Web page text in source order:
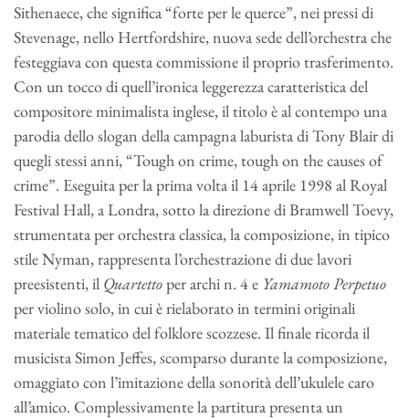
Sithenaece, che significa “forte per le querce”, nei pressi di
Stevenage, nello Hertfordshire, nuova sede dell’orchestra che
festeggiava con questa commissione il proprio trasferimento.
Con un tocco di quell’ironica leggerezza caratteristica del
compositore minimalista inglese, il titolo è al contempo una
parodia dello slogan della campagna laburista di Tony Blair di
quegli stessi anni, “Tough on crime, tough on the causes of
crime”. Eseguita per la prima volta il 14 aprile 1998 al Royal
Festival Hall, a Londra, sotto la direzione di Bramwell Toevy,
strumentata per orchestra classica, la composizione, in tipico
stile Nyman, rappresenta l’orchestrazione di due lavori
preesistenti, il Quartettoper archi n. 4 e Yamamoto Perpetuo
per violino solo, in cui è rielaborato in termini originali
materiale tematico del folklore scozzese. Il finale ricorda il
musicista Simon Jeffes, scomparso durante la composizione,
omaggiato con l’imitazione della sonorità dell’ukulele caro
all’amico. Complessivamente la partitura presenta un